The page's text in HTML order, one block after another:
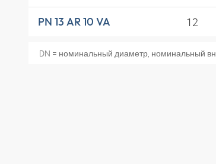
PN 13 AR 10 VA 12
DN = номинальный диаметр, номинальный